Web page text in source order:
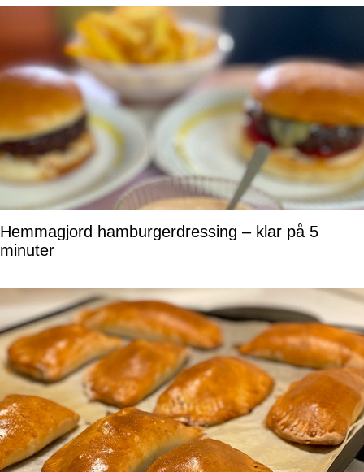
Hemmagjord hamburgerdressing – klar på 5
minuter